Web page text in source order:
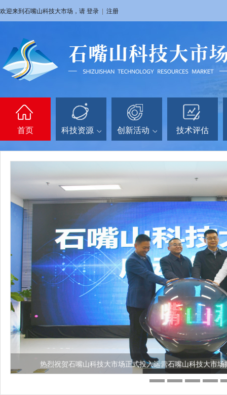
欢迎来到石嘴山科技大市场，请登录 | 注册
首页 科技资源 创新活动 技术评估
热烈祝贺石嘴山科技大市场正式投入运营石嘴山科技大市